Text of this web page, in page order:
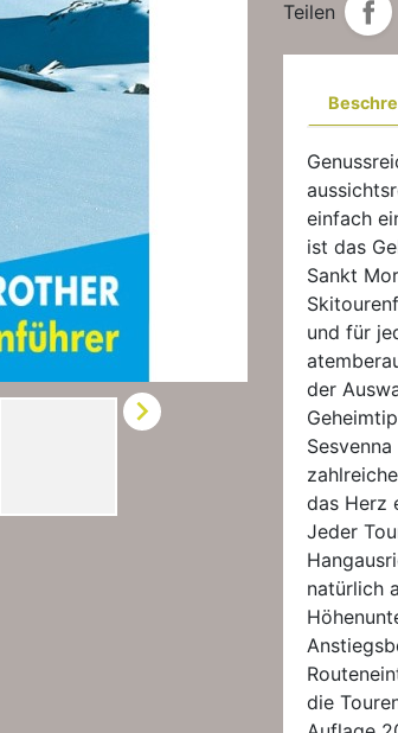

Teilen
einfach
ist das
Sankt
und für
der
das Herz
Jeder
natürlich
die